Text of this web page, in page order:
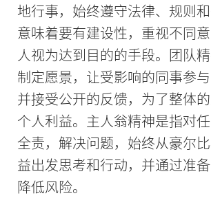
地行事，始终遵守法律、规则
意味着要有建设性，重视不同
人视为达到目的的手段。团队
制定愿景，让受影响的同事参
并接受公开的反馈，为了整体
个人利益。主人翁精神是指对
全责，解决问题，始终从豪尔
益出发思考和行动，并通过准
降低风险。